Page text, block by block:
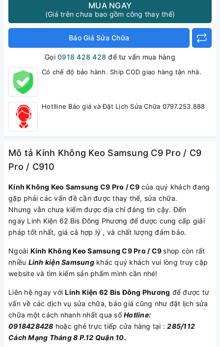
MUA NGAY
(Giá trên chưa bao gồm công thay thế)
Báo Giá Sửa Chữa
Gọi0918 428 428 để tư vấn mua hàng
Có chế độ bảo hành. Ship COD giao hàng tận nhà.
Hotlline Báo giá và Đặt Lịch Sửa Chữa 0797.253.888
Mô tả Kính Không Keo Samsung C9 Pro / C9
Pro / C910
Kính Không Keo Samsung C9 Pro / C9 của quý khách đang
gặp phải các vấn đề cần được thay thế, sửa chữa.
Nhưng vẫn chưa kiếm được địa chỉ đáng tin cậy. Đến
ngay Linh Kiện 62 Bis Đông Phương để được cung cấp giải
pháp tốt nhất, giá cả hợp lý , và chất lượng đảm bảo.
Ngoài Kính Không Keo Samsung C9 Pro / C9 shop còn rất
nhiều Linh kiện Samsungkhác quý khách vui lòng truy cập
website và tìm kiếm sản phẩm mình cần nhé!
Liên hệ ngay vớiLinh Kiện 62 Bis Đông Phương để được tư
vấn về các dịch vụ sửa chữa, báo giá cũng như đặt lịch sửa
chữa một cách nhanh nhất qua sốHotline:
0918428428 hoặc ghé trực tiếp cửa hàng tại :285/112
Cách Mạng Tháng 8 P.12 Quận 10.